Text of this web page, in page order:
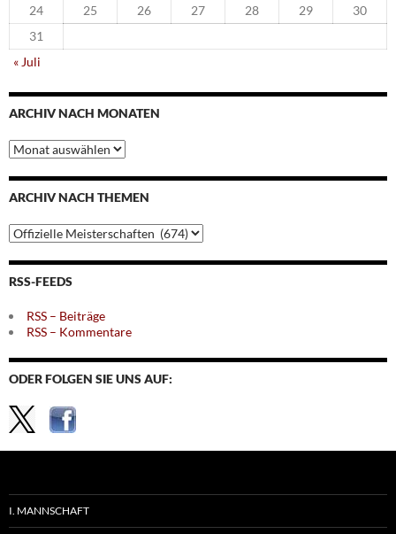
24
25 26 27 28 29
30
31
« Juli
ARCHIV NACH MONATEN
Archiv
nach
Monaten
ARCHIV NACH THEMEN
Archiv
nach
Themen
RSS-FEEDS
RSS – Beiträge
RSS – Kommentare
ODER FOLGEN SIE UNS AUF:
I. MANNSCHAFT